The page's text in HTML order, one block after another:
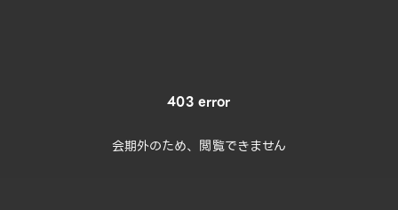
403 error
会期外のため、閲覧できません